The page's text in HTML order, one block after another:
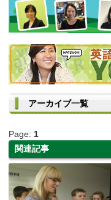
アーカイブ一覧
Page: 1
関連記事